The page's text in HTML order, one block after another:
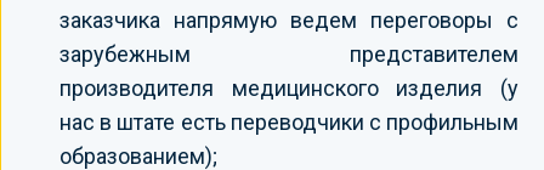
заказчика напрямую ведем переговоры с
зарубежным представителем
производителя медицинского изделия (у
нас в штате есть переводчики с профильным
образованием);